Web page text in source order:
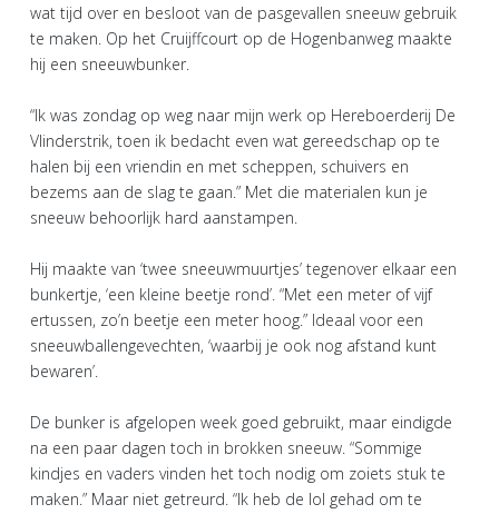
wat tijd over en besloot van de pasgevallen sneeuw gebruik
te maken. Op het Cruijffcourt op de Hogenbanweg maakte
hij een sneeuwbunker.
“Ik was zondag op weg naar mijn werk op Hereboerderij De
Vlinderstrik, toen ik bedacht even wat gereedschap op te
halen bij een vriendin en met scheppen, schuivers en
bezems aan de slag te gaan.” Met die materialen kun je
sneeuw behoorlijk hard aanstampen.
Hij maakte van ‘twee sneeuwmuurtjes’ tegenover elkaar een
bunkertje, ‘een kleine beetje rond’. “Met een meter of vijf
ertussen, zo’n beetje een meter hoog.” Ideaal voor een
sneeuwballengevechten, ‘waarbij je ook nog afstand kunt
bewaren’.
De bunker is afgelopen week goed gebruikt, maar eindigde
na een paar dagen toch in brokken sneeuw. “Sommige
kindjes en vaders vinden het toch nodig om zoiets stuk te
maken.” Maar niet getreurd. “Ik heb de lol gehad om te